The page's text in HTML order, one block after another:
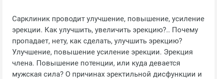
Сарклиник проводит улучшение, повышение, усиление
эрекции. Как улучшить, увеличить эрекцию?.. Почему
пропадает, нету, как сделать, улучшить эрекцию?
Улучшение, повышение усиление эрекции. Эрекция
члена. Повышение потенции, или куда девается
мужская сила? О причинах эректильной дисфункции и